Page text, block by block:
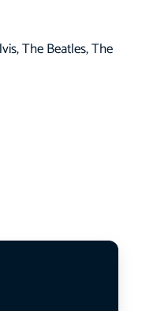
The Beatles, The